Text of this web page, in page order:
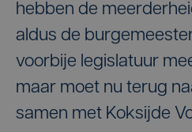
hebben de
aldus de
voorbije legislatuur
maar moet nu terug
samen met Koksijde